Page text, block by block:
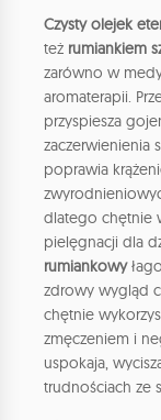
Czysty olejek
też rumiankiem
zarówno w
aromaterapii.
przyspiesza
zaczerwienienia
poprawia
dlatego chętnie
pielęgnacji dla
rumiankowy
zdrowy wygląd
chętnie
zmęczeniem i
uspokaja,
trudnościach ze